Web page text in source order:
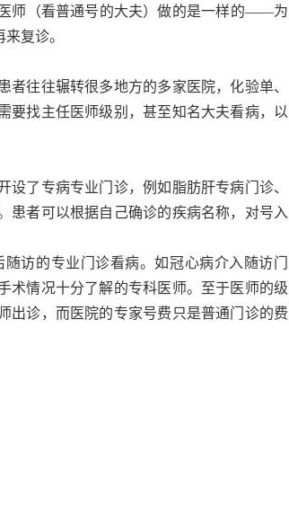
师（看普通号的大夫）做的是一样的——为
复诊。
往往辗转很多地方的多家医院，化验单、
要找主任医师级别，甚至知名大夫看病，以
了专病专业门诊，例如脂肪肝专病门诊、
患者可以根据自己确诊的疾病名称，对号入
访的专业门诊看病。如冠心病介入随访门
术情况十分了解的专科医师。至于医师的级
出诊，而医院的专家号费只是普通门诊的费